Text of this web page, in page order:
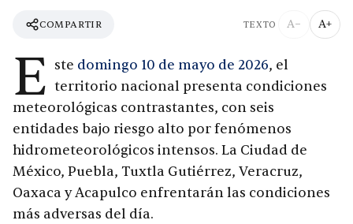
COMPARTIR TEXTO A− A+
E ste domingo 10 de mayo de 2026, el
territorio nacional presenta condiciones
meteorológicas contrastantes, con seis
entidades bajo riesgo alto por fenómenos
hidrometeorológicos intensos. La Ciudad de
México, Puebla, Tuxtla Gutiérrez, Veracruz,
Oaxaca y Acapulco enfrentarán las condiciones
más adversas del día.